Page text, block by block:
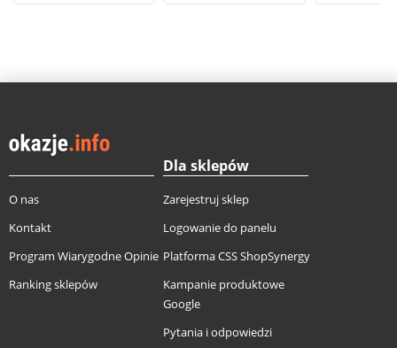
O nas
Kontakt
Program Wiarygodne Opinie
Ranking sklepów
Dla sklepów
Zarejestruj sklep
Logowanie do panelu
Platforma CSS ShopSynergy
Kampanie produktowe
Google
Pytania i odpowiedzi